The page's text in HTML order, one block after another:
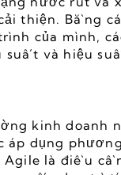
thiện. Bằng
của mình,
suất và hiệu
kinh doanh
áp dụng
Agile là điều